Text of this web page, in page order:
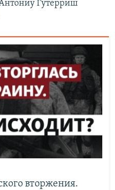
Антониу Гутерриш
вторжения.